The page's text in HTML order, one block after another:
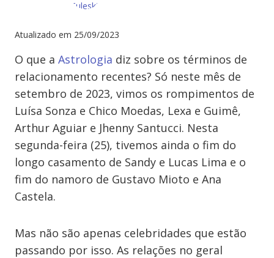
Atualizado em 25/09/2023
O que a Astrologia diz sobre os términos de
relacionamento recentes? Só neste mês de
setembro de 2023, vimos os rompimentos de
Luísa Sonza e Chico Moedas, Lexa e Guimê,
Arthur Aguiar e Jhenny Santucci. Nesta
segunda-feira (25), tivemos ainda o fim do
longo casamento de Sandy e Lucas Lima e o
fim do namoro de Gustavo Mioto e Ana
Castela.
Mas não são apenas celebridades que estão
passando por isso. As relações no geral